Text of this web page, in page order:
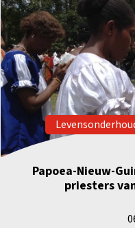
Papoea-Nieuw-
priesters